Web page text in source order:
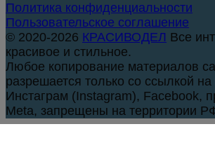
Политика конфиденциальности
Пользовательское соглашение
© 2020-2026 КРАСИВОДЕЛ Все
красивое и стильное.
Любое копирование материалов
разрешается только со ссылкой на
Инстаграм (Instagram), Facebook,
Meta, запрещены на территории